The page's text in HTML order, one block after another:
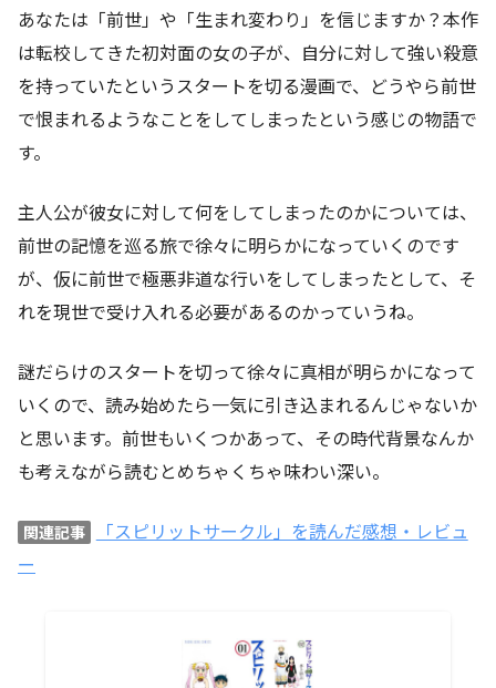
あなたは「前世」や「生まれ変わり」を信じますか？本作
は転校してきた初対面の女の子が、自分に対して強い殺意
を持っていたというスタートを切る漫画で、どうやら前世
で恨まれるようなことをしてしまったという感じの物語で
す。
主人公が彼女に対して何をしてしまったのかについては、
前世の記憶を巡る旅で徐々に明らかになっていくのです
が、仮に前世で極悪非道な行いをしてしまったとして、そ
れを現世で受け入れる必要があるのかっていうね。
謎だらけのスタートを切って徐々に真相が明らかになって
いくので、読み始めたら一気に引き込まれるんじゃないか
と思います。前世もいくつかあって、その時代背景なんか
も考えながら読むとめちゃくちゃ味わい深い。
関連記事
「スピリットサークル」を読んだ感想・レビュ
ー